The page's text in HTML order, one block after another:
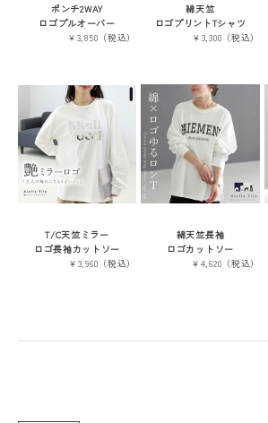
ポンチ2WAY
ロゴプルオーバー
￥3,850（税込）
綿天竺
ロゴプリントTシャツ
￥3,300（税込）
T/C天竺ミラー
ロゴ長袖カットソー
￥3,960（税込）
綿天竺長袖
ロゴカットソー
￥4,620（税込）